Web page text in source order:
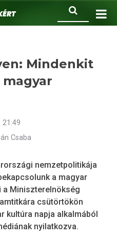
Mindenkit
Csaba
nemzetpolitikája
a magyar
a Miniszterelnökség
csütörtökön
kultúra napja alkalmából
nyilatkozva.